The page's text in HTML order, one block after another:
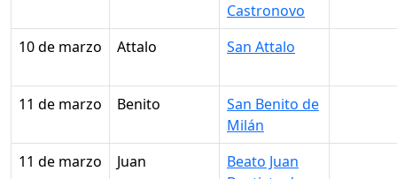
Castronovo
10 de marzo
Attalo San Attalo
11 de marzo Benito
San Benito de
Milán
11 de marzo
Juan
Beato Juan